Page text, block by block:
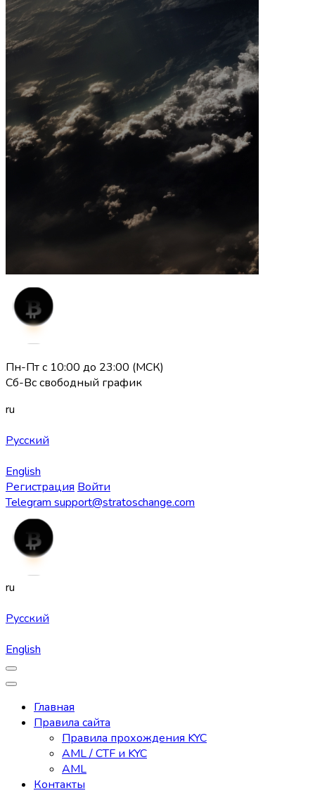
Пн-Пт с 10:00 до 23:00 (МСК)
Сб-Вс свободный график
ru
Русский
English
Регистрация Войти
Telegram support@stratoschange.com
ru
Русский
English
Главная
Правила сайта
Правила прохождения KYC
AML / CTF и KYC
AML
Контакты